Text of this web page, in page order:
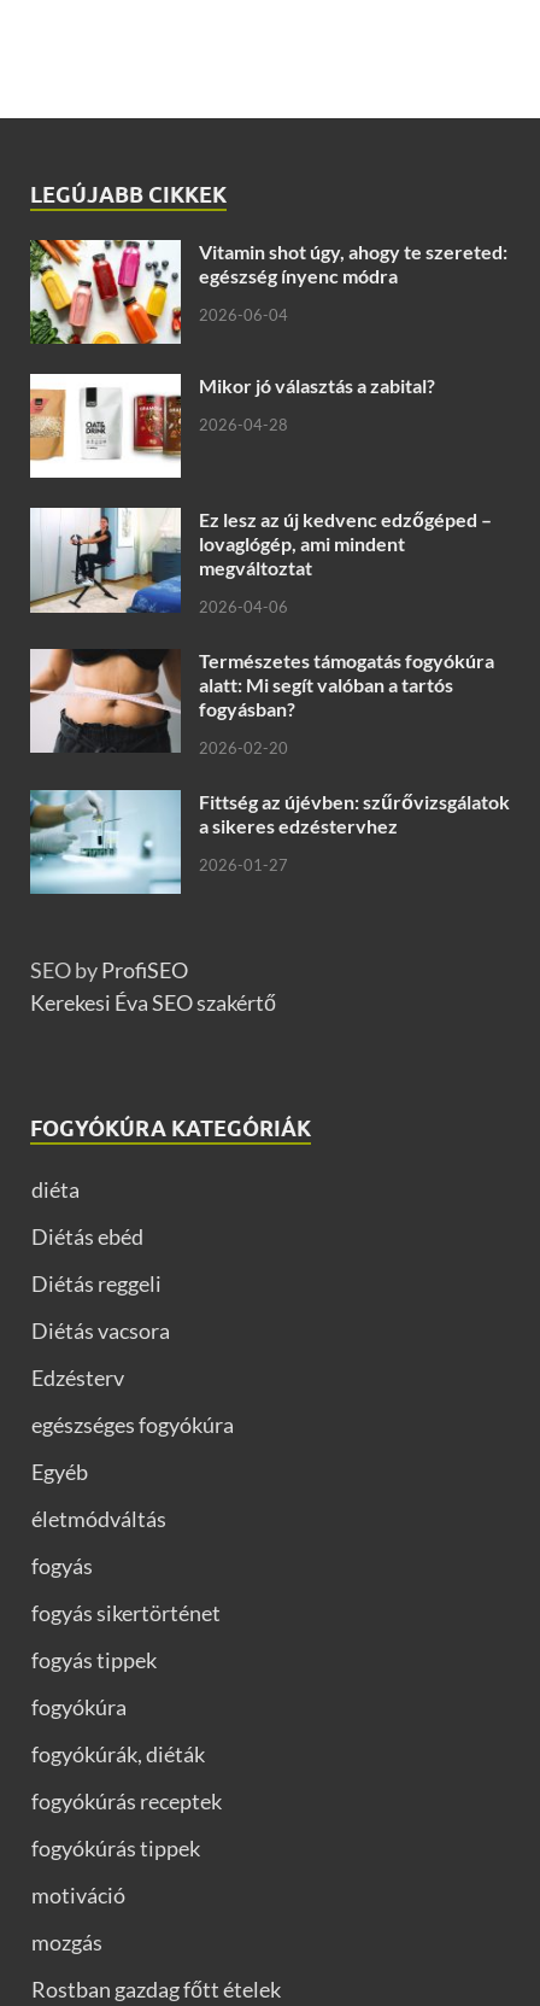
LEGÚJABB CIKKEK
Vitamin shot úgy, ahogy te szereted:
egészség ínyenc módra
2026-06-04
Mikor jó választás a zabital?
2026-04-28
Ez lesz az új kedvenc edzőgéped –
lovaglógép, ami mindent
megváltoztat
2026-04-06
Természetes támogatás fogyókúra
alatt: Mi segít valóban a tartós
fogyásban?
2026-02-20
Fittség az újévben: szűrővizsgálatok
a sikeres edzéstervhez
2026-01-27
SEO byProfiSEO
Kerekesi Éva SEO szakértő
FOGYÓKÚRA KATEGÓRIÁK
diéta
Diétás ebéd
Diétás reggeli
Diétás vacsora
Edzésterv
egészséges fogyókúra
Egyéb
életmódváltás
fogyás
fogyás sikertörténet
fogyás tippek
fogyókúra
fogyókúrák, diéták
fogyókúrás receptek
fogyókúrás tippek
motiváció
mozgás
Rostban gazdag főtt ételek